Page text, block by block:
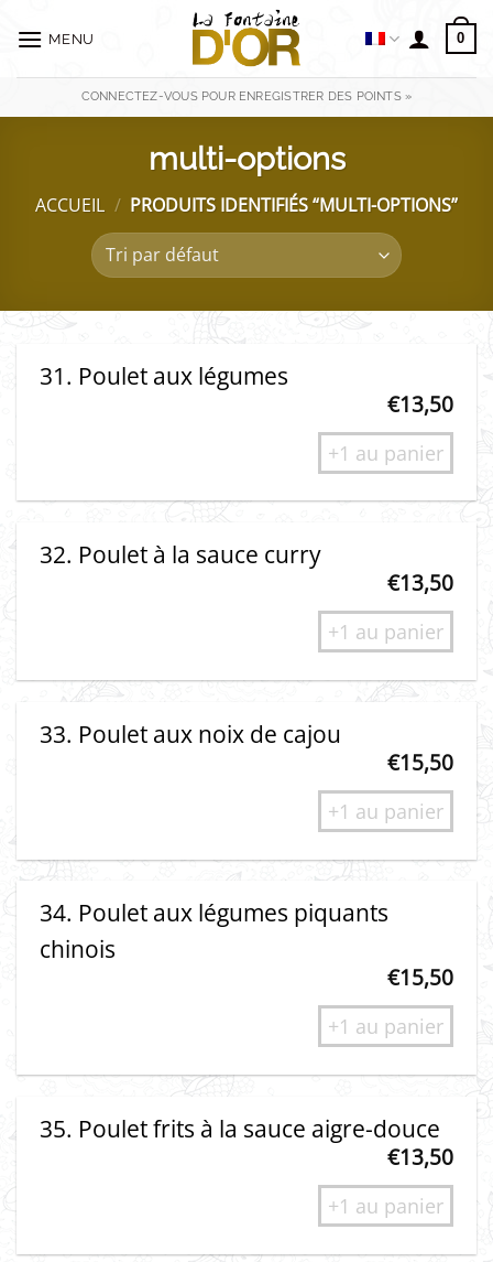
au
MENU 0
CONNECTEZ-VOUS POUR ENREGISTRER DES POINTS »
multi-options
ACCUEIL / PRODUITS IDENTIFIÉS “MULTI-OPTIONS”
31. Poulet aux légumes
€13,50
+1 au panier
32. Poulet à la sauce curry
€13,50
+1 au panier
33. Poulet aux noix de cajou
€15,50
+1 au panier
34. Poulet aux légumes piquants
chinois
€15,50
+1 au panier
35. Poulet frits à la sauce aigre-douce
€13,50
+1 au panier